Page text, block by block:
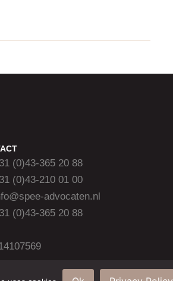
(0)43-365 20 88
(0)43-210 01 00
advocaten.nl
(0)43-365 20 88